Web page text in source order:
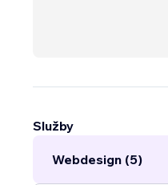
Služby
Webdesign (5)